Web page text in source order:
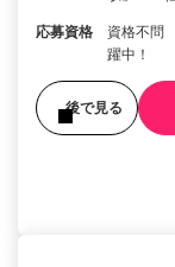
応募資格
資格不問
躍中！
後で見る